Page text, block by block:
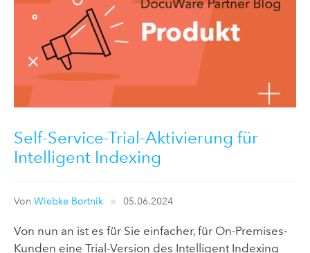
Self-Service-Trial-Aktivierung für
Intelligent Indexing
Von Wiebke Bortnik 05.06.2024
Von nun an ist es für Sie einfacher, für On-Premises-
Kunden eine Trial-Version des Intelligent Indexing